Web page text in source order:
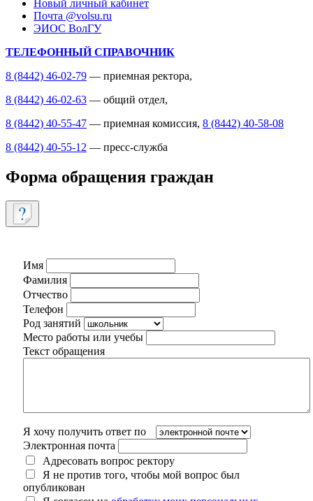
Новый личный кабинет
Почта @volsu.ru
ЭИОС ВолГУ
ТЕЛЕФОННЫЙ СПРАВОЧНИК
8 (8442) 46-02-79 — приемная ректора,
8 (8442) 46-02-63 — общий отдел,
8 (8442) 40-55-47 — приемная комиссия, 8 (8442) 40-58-08
8 (8442) 40-55-12 — пресс-служба
Форма обращения граждан
Имя
Фамилия
Отчество
Телефон
Род занятий
Место работы или учебы
Текст обращения
Я хочу получить ответ по
Электронная почта
Адресовать вопрос ректору
Я не против того, чтобы мой вопрос был
опубликован